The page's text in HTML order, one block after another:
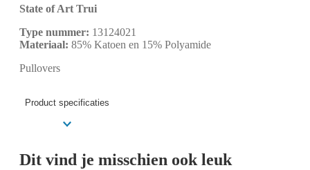
State of Art Trui
Type nummer: 13124021
Materiaal: 85% Katoen en 15% Polyamide
Pullovers
Product specificaties
Dit vind je misschien ook leuk